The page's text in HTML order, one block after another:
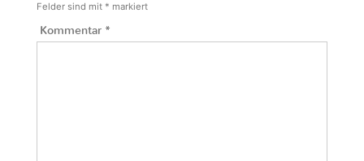
Felder sind mit * markiert
Kommentar *